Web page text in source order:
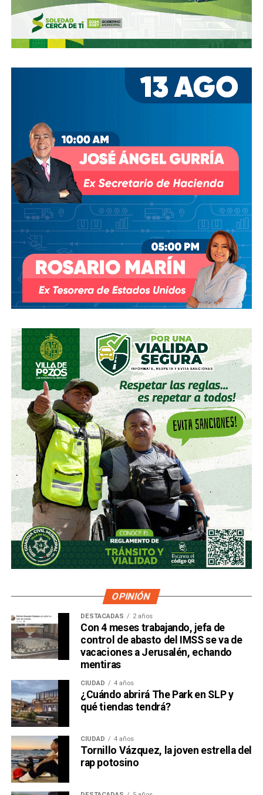
Gómez y De Angoitia han sido por muchos años los
hombre de confianza de Emilio Azcárraga Jean, al
grado que cuando en 2024 este último dio un paso al
costado de la presidencia de Grupo Televisa en medio de
de la FIFA para asegurar los derechos del Mundial, fueron
ellos dos quienes asumieron el puesto de Co-
s.
Su relación con Martínez no se limita a Empresas ICA,
pues desde octubre de 2024 (justo unos días antes del
cambio en la presidencia) el oriundo de Monterreyha
comprado, además, acciones de la propia Televisa.
Empezó con 7.8%, lo que lo volvió su tercer mayor
El pasado mes de junio, como parte de un aumento de
capital de alrededor de 7 mil millones de pesos aprobado
por los accionistas de Televisa, la empresa informó que l
participación de Martínez podría llegar a 22.3% una
vez se conviertan las obligaciones que compró, lo
que lo convertiría en el mayor accionista individual de
la compañía.
Esa conversión todavía no ocurre: se proyecta para 2027.
Azcárraga ha reducido considerablemente sus acciones
de la compañía, aunque conserva (vía un fideicomiso
familiar y una clase especial de acciones) el control formal
del voto de la empresa, independientemente de cuánto
capital tenga cada quien. En resumidas cuentas, aunque
Emilio Azcárraga tiene el poder de decisión,el mismo
financiero que reparte el control de El Realito con los
dos hombres más poderosos de Televisa está, al
mismo tiempo, camino a convertirse en el mayor
David Martínez es apodado coloquialmente como “
Fantasma de Wall Street
inmenso en Latinoamérica, especialmente en Argentina,
OPINIÓN
DESTACADAS 2 años
Con 4 meses trabajando, jefa de
control de abasto del IMSS se va de
vacaciones a Jerusalén, echando
mentiras
CIUDAD 4 años
¿Cuándo abrirá The Park en SLP y
qué tiendas tendrá?
CIUDAD 4 años
Tornillo Vázquez, la joven estrella del
rap potosino